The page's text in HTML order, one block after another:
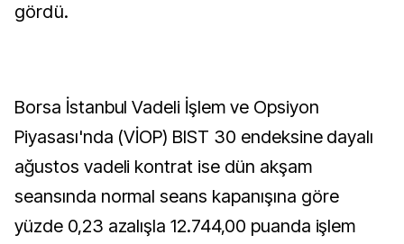
gördü.
Borsa İstanbul Vadeli İşlem ve Opsiyon
Piyasası'nda (VİOP) BIST 30 endeksine dayalı
ağustos vadeli kontrat ise dün akşam
seansında normal seans kapanışına göre
yüzde 0,23 azalışla 12.744,00 puanda işlem